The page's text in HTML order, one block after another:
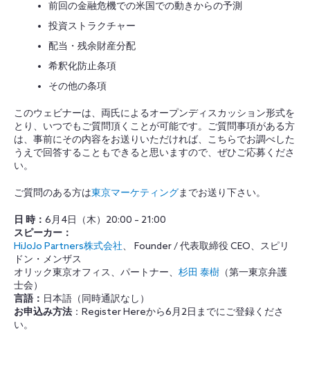
前回の金融危機での米国での動きからの予測
投資ストラクチャー
配当・残余財産分配
希釈化防止条項
その他の条項
このウェビナーは、両氏によるオープンディスカッション形式を
とり、いつでもご質問頂くことが可能です。ご質問事項がある方
は、事前にその内容をお送りいただければ、こちらでお調べした
うえで回答することもできると思いますので、ぜひご応募くださ
い。
ご質問のある方は東京マーケティングまでお送り下さい。
日 時： 6月4日（木）20:00 – 21:00
スピーカー：
HiJoJo Partners株式会社、 Founder / 代表取締役 CEO、スピリ
ドン・メンザス
オリック東京オフィス、パートナー、 杉田 泰樹 （第一東京弁護
士会）
言語： 日本語（同時通訳なし）
お申込み方法 ：Register Hereから6月2日までにご登録くださ
い。